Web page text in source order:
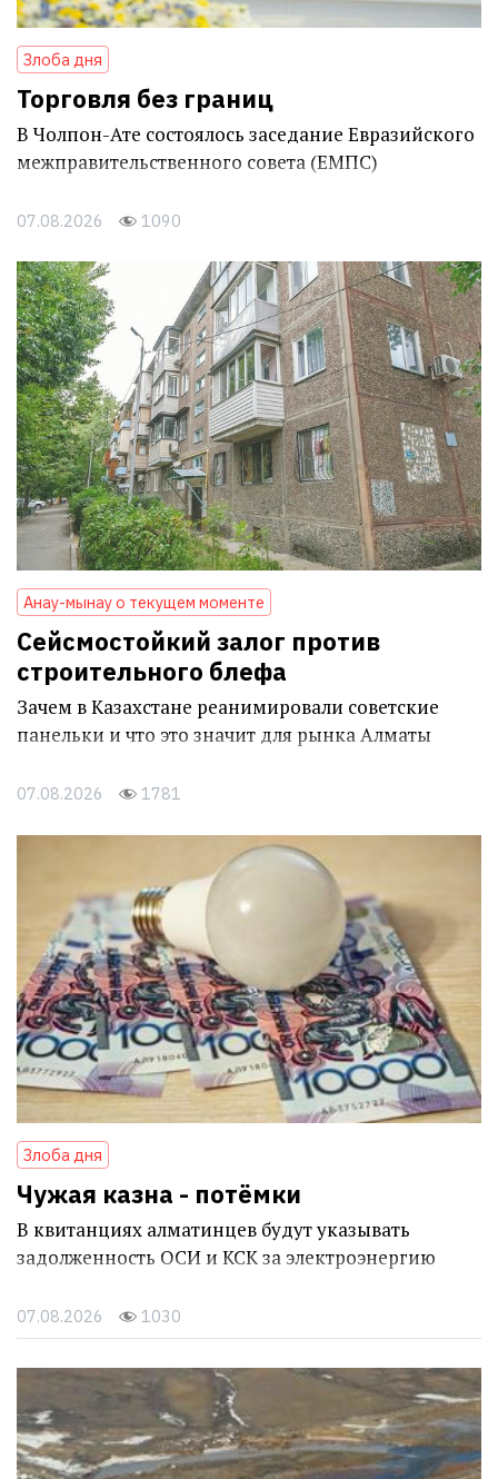
Злоба дня
Торговля без границ
В Чолпон-Ате состоялось заседание Евразийского
межправительственного совета (ЕМПС)
07.08.2026 1090
Анау-мынау о текущем моменте
Сейсмостойкий залог против
строительного блефа
Зачем в Казахстане реанимировали советские
панельки и что это значит для рынка Алматы
07.08.2026 1781
Злоба дня
Чужая казна - потёмки
В квитанциях алматинцев будут указывать
задолженность ОСИ и КСК за электроэнергию
07.08.2026 1030